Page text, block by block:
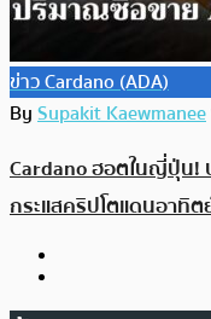
ข่าว Cardano (ADA)
BySupakit Kaewmanee
Cardano ฮอตในญี่ปุ่น!
กระแสคริปโตแดนอาทิ